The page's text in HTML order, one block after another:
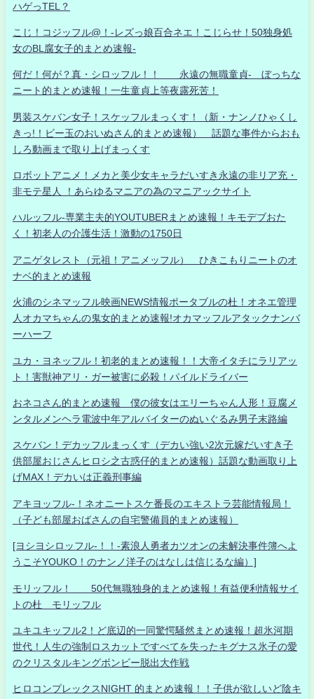
ハゲっTEL？
こじ！コジッフル@！-レズっ娘百合ネエ！こじらせ！50独身処
女のBL腐女子的まとめ速報-
何だ！何が？真・シロッフル！！ 永遠の無職童貞- ぼっちな
ニート的まとめ速報！一生童貞上等夜露死苦！
男装スケバン女子！スケッフルまっくす！（新・ナンノひゃくし
きっ!！ビー玉のおいぬさん的まとめ速報） 話題な事件からおも
しろ動画まで取り上げまっくす
ロボットアニメ！メカと美少女キャラだいすき永遠の非リア充・
非モテ星人 ！あらゆるマニアの為のマニアックサイト
ハルッフル-専業主夫的YOUTUBERまとめ速報！キモデブおた
く！初老人の介護生活！激動の1750日
アニゲタレスト（元祖！アニメッフル） ひきこもりニートのオ
ナベ的まとめ速報
火浦のシネマッフル映画NEWS情報ポータブルの杜！オネエ管理
人オカマちゃんの鬼女的まとめ速報!オカマッフルアタックナンバ
ーハーフ
ユカ・ヨネッフル！初老的まとめ速報！！大帝イタチにラリアッ
ト！害獣神アリ・ガー被害に必殺！パイルドライバー
おネコさん的まとめ速報 僕の彼女はエリーちゃん人形！豆腐メ
ンタルメンヘラ電波中年アルバイターのぬいぐるみ男子末路編
スケバン！デカッフルまっくす（デカい強い2次元嫁だいすき子
供部屋おじさんヒロシ之古惑仔的まとめ速報）話題な動画取り上
げMAX！デカいは正義刑事編
アキヨッフル-！ネオニートスケ番長のエキストラ芸能情報局！
（子ども部屋おばさんの自宅警備員的まとめ速報）
[ヨシヨシロッフル-！！-素浪人勇者カツオンの未解決事件簿へよ
うこそYOUKO！のナンノ洋子のはなしは信じるな編）]
モリッフル！ 50代無職独身的まとめ速報！有益便利情報サイ
トの杜 モリッフル
ユキユキッフル2！ど底辺的一同驚愕騒然まとめ速報！超氷河期
世代！人生の強制ロスカットですべてを失ったキグナス氷子の愛
のクリスタルキングボンビー脱出大作戦
ヒロコンプレックスNIGHT 的まとめ速報！！子供が欲しいど陰キ